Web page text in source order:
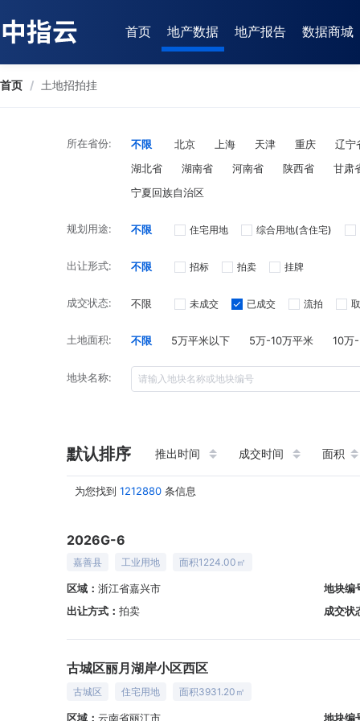
首页 地产数据 地产报告 数据商城
首页 / 土地招拍挂
所在省份: 不限 北京 上海 天津 重庆
辽宁
湖北省
湖南省 河南省 陕西省
甘肃
宁夏回族自治区
规划用途: 不限 住宅用地 综合用地(含住宅)
出让形式: 不限 招标 拍卖 挂牌
成交状态: 不限 未成交 已成交 流拍
土地面积: 不限 5万平米以下 5万-10万平米 10万
地块名称:
默认排序 推出时间 成交时间 面积
为您找到 1212880 条信息
2026G-6
嘉善县 工业用地 面积1224.00㎡
区域： 浙江省嘉兴市
地块编
出让方式： 拍卖 成交状
古城区丽月湖岸小区西区
古城区 住宅用地 面积3931.20㎡
区域： 云南省丽江市 地块编